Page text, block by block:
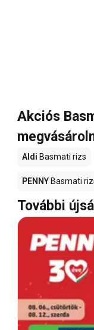
Akciós
Aldi Basmati rizs
PENNY Basmati
További